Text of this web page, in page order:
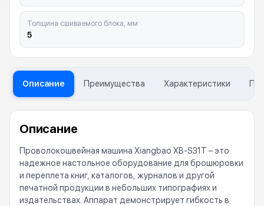
Толщина сшиваемого блока, мм
5
Описание Преимущества Характеристики
Описание
Проволокошвейная машина Xiangbao XB-S31T – это
надежное настольное оборудование для брошюровки
и переплета книг, каталогов, журналов и другой
печатной продукции в небольших типографиях и
издательствах. Аппарат демонстрирует гибкость в